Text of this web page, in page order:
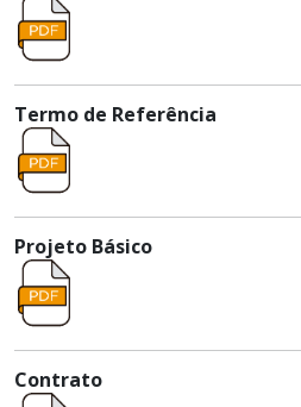
Termo de Referência
Projeto Básico
Contrato